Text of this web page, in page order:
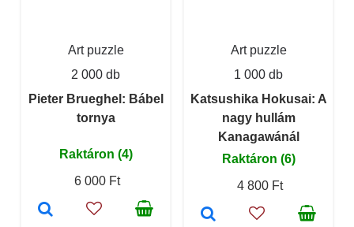
Art puzzle
2 000 db
Pieter Brueghel: Bábel
tornya
Raktáron (4)
6 000 Ft
Art puzzle
1 000 db
Katsushika Hokusai: A
nagy hullám
Kanagawánál
Raktáron (6)
4 800 Ft